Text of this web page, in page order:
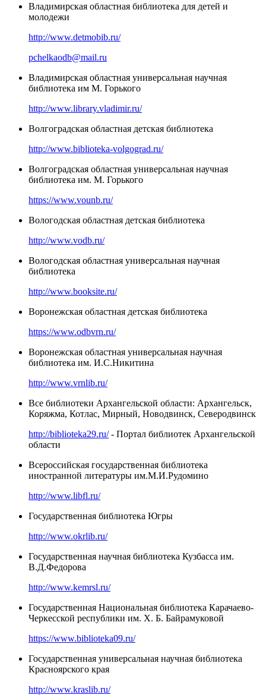
Владимирская областная библиотека для детей и
молодежи
http://www.detmobib.ru/
pchelkaodb@mail.ru
Владимирская областная универсальная научная
библиотека им М. Горького
http://www.library.vladimir.ru/
Волгоградская областная детская библиотека
http://www.biblioteka-volgograd.ru/
Волгоградская областная универсальная научная
библиотека им. М. Горького
https://www.vounb.ru/
Вологодская областная детская библиотека
http://www.vodb.ru/
Вологодская областная универсальная научная
библиотека
http://www.booksite.ru/
Воронежская областная детская библиотека
https://www.odbvrn.ru/
Воронежская областная универсальная научная
библиотека им. И.С.Никитина
http://www.vrnlib.ru/
Все библиотеки Архангельской области: Архангельск,
Коряжма, Котлас, Мирный, Новодвинск, Северодвинск
http://biblioteka29.ru/- Портал библиотек Архангельской
области
Всероссийская государственная библиотека
иностранной литературы им.М.И.Рудомино
http://www.libfl.ru/
Государственная библиотека Югры
http://www.okrlib.ru/
Государственная научная библиотека Кузбасса им.
В.Д.Федорова
http://www.kemrsl.ru/
Государственная Национальная библиотека Карачаево-
Черкесской республики им. Х. Б. Байрамуковой
https://www.biblioteka09.ru/
Государственная универсальная научная библиотека
Красноярского края
http://www.kraslib.ru/